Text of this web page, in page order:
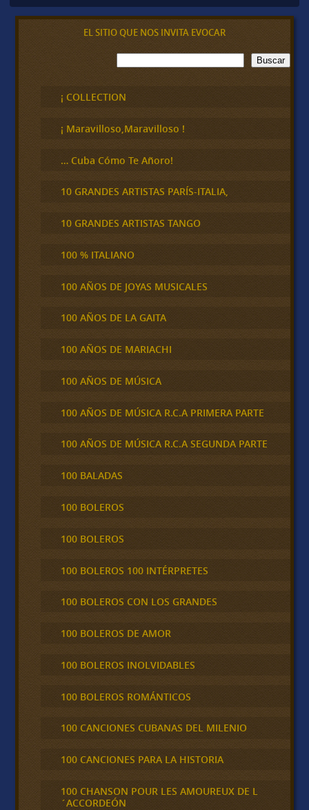
EL SITIO QUE NOS INVITA EVOCAR
B
u
c
a
Buscar
¡ COLLECTION
¡ Maravilloso,Maravilloso !
… Cuba Cómo Te Añoro!
10 GRANDES ARTISTAS PARÍS-ITALIA,
10 GRANDES ARTISTAS TANGO
100 % ITALIANO
100 AÑOS DE JOYAS MUSICALES
100 AÑOS DE LA GAITA
100 AÑOS DE MARIACHI
100 AÑOS DE MÚSICA
100 AÑOS DE MÚSICA R.C.A PRIMERA PARTE
100 AÑOS DE MÚSICA R.C.A SEGUNDA PARTE
100 BALADAS
100 BOLEROS
100 BOLEROS
100 BOLEROS 100 INTÉRPRETES
100 BOLEROS CON LOS GRANDES
100 BOLEROS DE AMOR
100 BOLEROS INOLVIDABLES
100 BOLEROS ROMÁNTICOS
100 CANCIONES CUBANAS DEL MILENIO
100 CANCIONES PARA LA HISTORIA
100 CHANSON POUR LES AMOUREUX DE L
´ACCORDEÓN